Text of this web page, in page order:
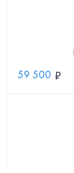
59 500